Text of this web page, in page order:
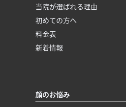
当院が選ばれる理由
初めての方へ
料金表
新着情報
顔のお悩み